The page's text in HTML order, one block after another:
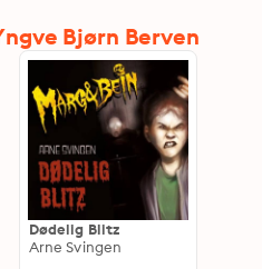
Bjørn Berven
Dødelig Blitz
Arne Svingen